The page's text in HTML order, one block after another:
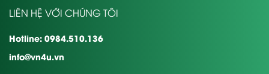
LIÊN HỆ VỚI CHÚNG TÔI
Hotline: 0984.510.136
info@vn4u.vn